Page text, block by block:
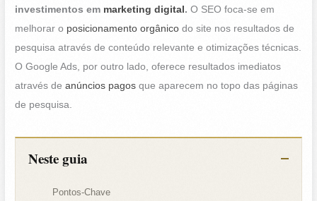
investimentos em marketing digital . O SEO foca-se em
melhorar o posicionamento orgânico do site nos resultados de
pesquisa através de conteúdo relevante e otimizações técnicas.
O Google Ads, por outro lado, oferece resultados imediatos
através deanúncios pagos que aparecem no topo das páginas
de pesquisa.
Neste guia
Pontos-Chave